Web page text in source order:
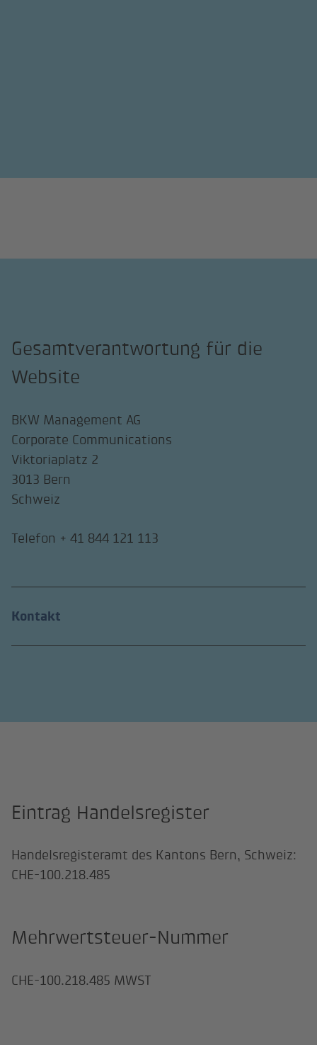
Gesamtverantwortung für die
Website
BKW Management AG
Corporate Communications
Viktoriaplatz 2
3013 Bern
Schweiz
Telefon + 41 844 121 113
Kontakt
Eintrag Handelsregister
Handelsregisteramt des Kantons Bern, Schweiz:
CHE-100.218.485
Mehrwertsteuer-Nummer
CHE-100.218.485 MWST